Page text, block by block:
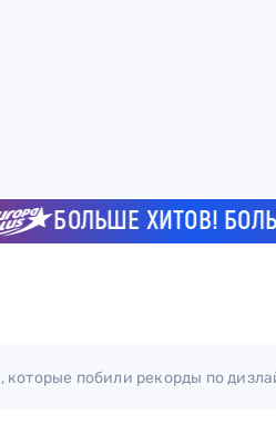
БОЛЬШЕ ХИТОВ! БОЛЬШЕ
которые побили рекорды по